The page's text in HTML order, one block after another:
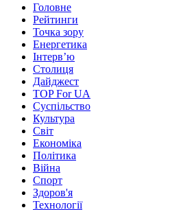
Головне
Рейтинги
Точка зору
Енергетика
Інтерв’ю
Столиця
Дайджест
TOP For UA
Суспiльство
Культура
Світ
Економіка
Політика
Війна
Спорт
Здоров'я
Технології